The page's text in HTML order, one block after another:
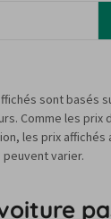
sont basés
Comme les prix
les prix affichés
peuvent varier.